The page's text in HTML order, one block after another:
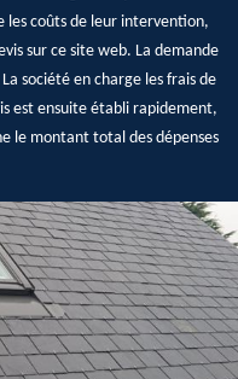
les coûts de leur intervention,
sur ce site web. La demande
société en charge les frais de
est ensuite établi rapidement,
le montant total des dépenses